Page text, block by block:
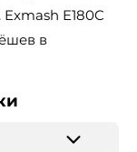
E180C
в